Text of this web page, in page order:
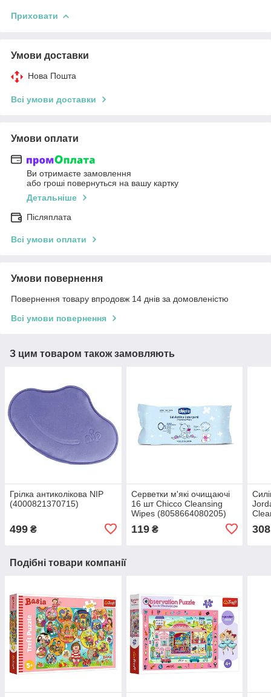
Приховати
Умови доставки
Нова Пошта
Всі умови доставки
Умови оплати
Ви отримаєте замовлення
або гроші повернуться на вашу картку
Детальніше
Післяплата
Всі умови оплати
Умови повернення
Повернення товару впродовж 14 днів за домовленістю
Всі умови повернення
З цим товаром також замовляють
Грілка антиколікова NIP
(4000821370715)
499 ₴
Серветки м'які очищаючі
16 шт Chicco Cleansing
Wipes (8058664080205)
119₴ 308
Подібні товари компанії